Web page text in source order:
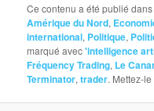
Ce contenu a été publié
Amérique du Nord,
international, Politique,
marqué avec'intelligence
Fréquency Trading, Le
Terminator,trader. Mettez-